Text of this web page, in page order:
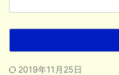
2019年11月25日